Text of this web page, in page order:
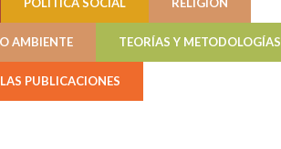
AMBIENTE TEORÍAS Y METODOLOGÍAS
PUBLICACIONES